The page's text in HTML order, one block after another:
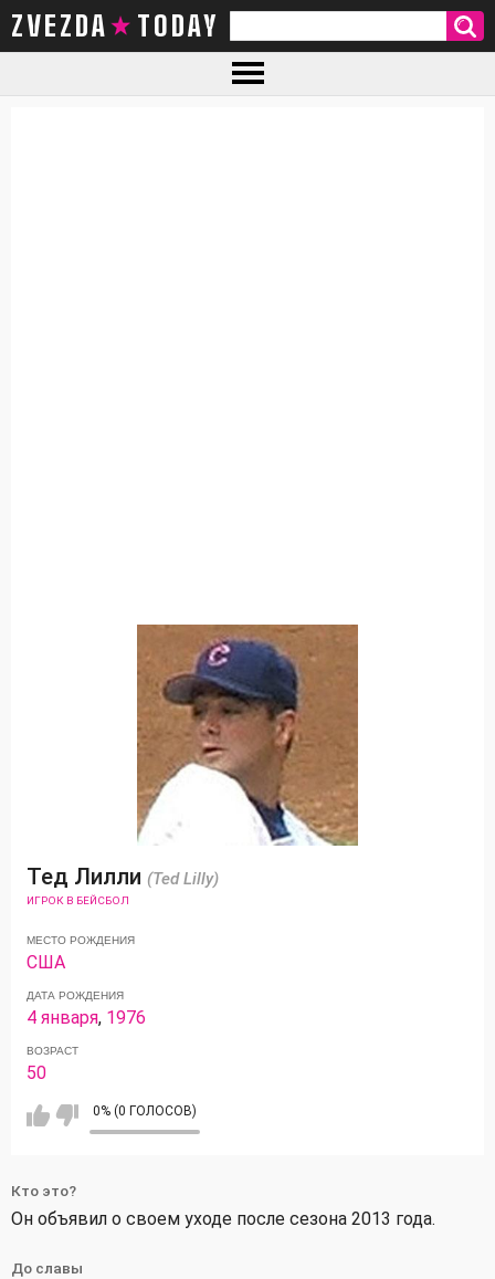
ZVEZDA TODAY
Тед Лилли (Ted Lilly)
ИГРОК В БЕЙСБОЛ
МЕСТО РОЖДЕНИЯ
США
ДАТА РОЖДЕНИЯ
4 января, 1976
ВОЗРАСТ
50
0% (0 ГОЛОСОВ)
Кто это?
Он объявил о своем уходе после сезона 2013 года.
До славы